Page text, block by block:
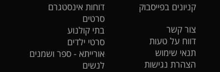
קניונים בפייסבוק
צור קשר
דווח על טעות
תנאי שימוש
הצהרת נגישות
דוחות אינסטגרם
סרטים
בתי קולנוע
סרטי ילדים
אורייתא - ספר ושמנים
לנשים